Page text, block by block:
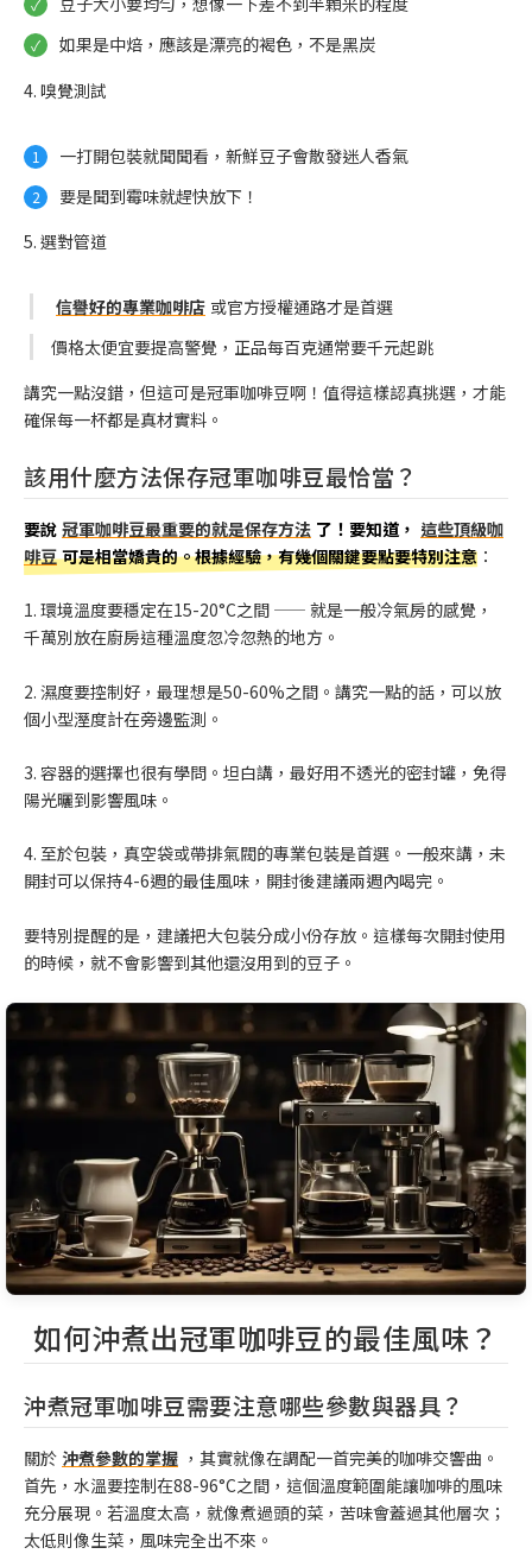
如果是中焙，應該是漂亮的褐色，不是黑炭
4. 嗅覺測試
一打開包裝就聞聞看，新鮮豆子會散發迷人香氣
要是聞到霉味就趕快放下！
5. 選對管道
信譽好的專業咖啡店 或官方授權通路才是首選
價格太便宜要提高警覺，正品每百克通常要千元起跳
講究一點沒錯，但這可是冠軍咖啡豆啊！值得這樣認真挑選，才能
確保每一杯都是真材實料。
該用什麼方法保存冠軍咖啡豆最恰當？
要說 冠軍咖啡豆最重要的就是保存方法 了！要知道， 這些頂級咖
啡豆 可是相當嬌貴的。根據經驗，有幾個關鍵要點要特別注意 ：
1. 環境溫度要穩定在15-20°C之間 —— 就是一般冷氣房的感覺，
千萬別放在廚房這種溫度忽冷忽熱的地方。
2. 濕度要控制好，最理想是50-60%之間。講究一點的話，可以放
個小型溼度計在旁邊監測。
3. 容器的選擇也很有學問。坦白講，最好用不透光的密封罐，免得
陽光曬到影響風味。
4. 至於包裝，真空袋或帶排氣閥的專業包裝是首選。一般來講，未
開封可以保持4-6週的最佳風味，開封後建議兩週內喝完。
要特別提醒的是，建議把大包裝分成小份存放。這樣每次開封使用
的時候，就不會影響到其他還沒用到的豆子。
如何沖煮出冠軍咖啡豆的最佳風味？
沖煮冠軍咖啡豆需要注意哪些參數與器具？
關於 沖煮參數的掌握 ，其實就像在調配一首完美的咖啡交響曲。
首先，水溫要控制在88-96°C之間，這個溫度範圍能讓咖啡的風味
充分展現。若溫度太高，就像煮過頭的菜，苦味會蓋過其他層次；
太低則像生菜，風味完全出不來。